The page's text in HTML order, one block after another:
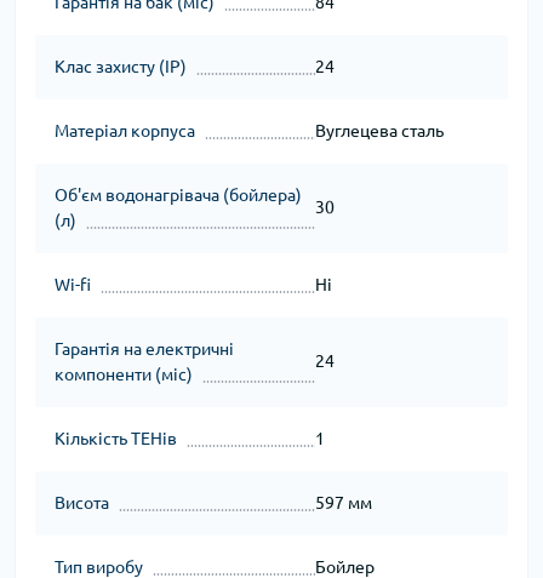
Клас захисту (IP) 24
Матеріал корпуса Вуглецева сталь
Об'єм водонагрівача (бойлера)
(л)
30
Wi-fi Ні
Гарантія на електричні
компоненти (міс)
24
Кількість ТЕНів 1
Висота 597 мм
Тип виробу Бойлер